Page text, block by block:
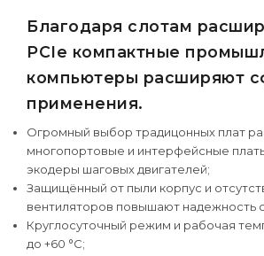
Благодаря слотам
PCIe компактные
компьютеры расширяют
применения.
Огромный выбор традицонных плат
многопортовые и интерфейсные
экодеры шаговых двигателей;
Защищённый от пыли корпус и
вентиляторов повышают надежность
Круглосуточный режим и рабочая
до +60 °С;